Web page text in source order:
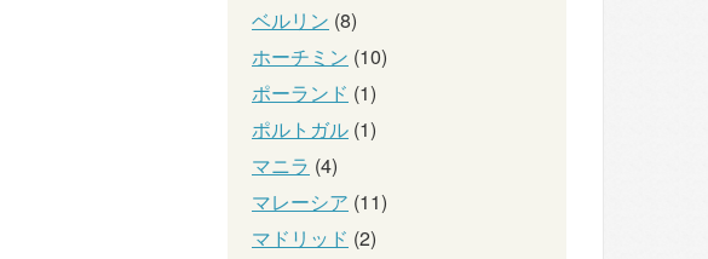
ベルリン (8)
ホーチミン (10)
ポーランド (1)
ポルトガル (1)
マニラ (4)
マレーシア (11)
マドリッド (2)